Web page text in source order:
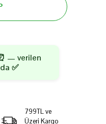
— verilen
✅
799TL ve
Üzeri Kargo